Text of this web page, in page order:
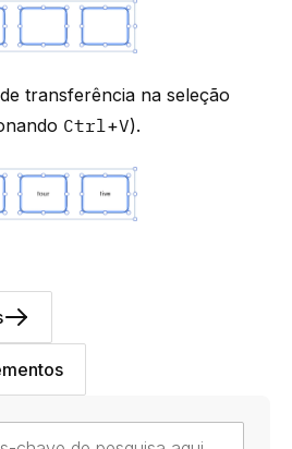
transferência na seleção
Ctrl+V).